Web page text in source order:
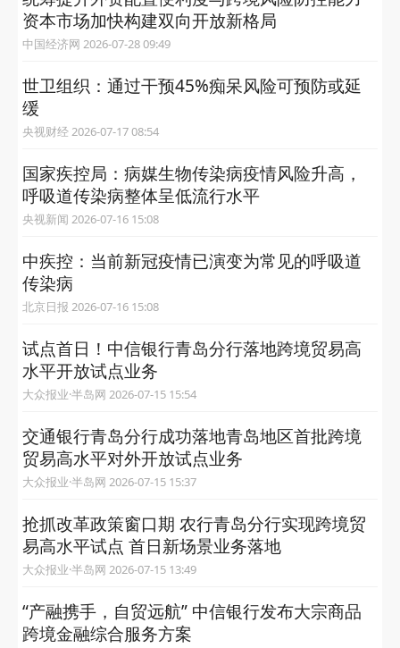
资本市场加快构建双向开放新格局
中国经济网 2026-07-28 09:49
世卫组织：通过干预45%痴呆风险可预防或延
缓
央视财经 2026-07-17 08:54
国家疾控局：病媒生物传染病疫情风险升高，
呼吸道传染病整体呈低流行水平
央视新闻 2026-07-16 15:08
中疾控：当前新冠疫情已演变为常见的呼吸道
传染病
北京日报 2026-07-16 15:08
试点首日！中信银行青岛分行落地跨境贸易高
水平开放试点业务
大众报业·半岛网 2026-07-15 15:54
交通银行青岛分行成功落地青岛地区首批跨境
贸易高水平对外开放试点业务
大众报业·半岛网 2026-07-15 15:37
抢抓改革政策窗口期 农行青岛分行实现跨境贸
易高水平试点 首日新场景业务落地
大众报业·半岛网 2026-07-15 13:49
“产融携手，自贸远航” 中信银行发布大宗商品
跨境金融综合服务方案